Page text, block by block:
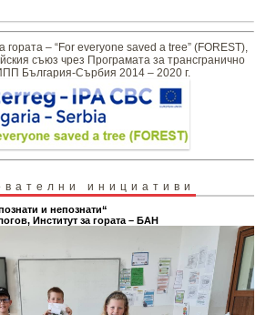
гората – “For everyone saved a tree” (FOREST),
съюз чрез Програмата за трансгранично
България-Сърбия 2014 – 2020 г.
инициативи
и непознати“
Институт за гората – БАН